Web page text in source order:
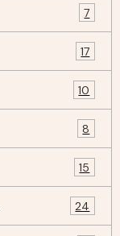
7
17
10
8
15
24